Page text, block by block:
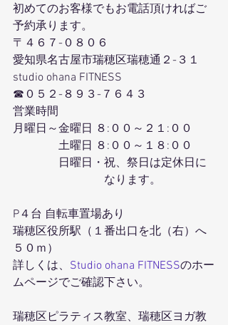
初めてのお客様でもお電話頂ければご
予約承ります。
〒４６７-０８０６
愛知県名古屋市瑞穂区瑞穂通２-３１
studio ohana FITNESS
☎０５２-８９３-７６４３
営業時間
月曜日～金曜日 ８:００～２１:００
土曜日 ８:００～１８:００
日曜日・祝、祭日は定休日に
なります。
P４台 自転車置場あり
瑞穂区役所駅（１番出口を北（右）へ
５０ｍ）
詳しくは、 Studio ohana FITNESSのホー
ムページでご確認下さい。
瑞穂区ピラティス教室、瑞穂区ヨガ教